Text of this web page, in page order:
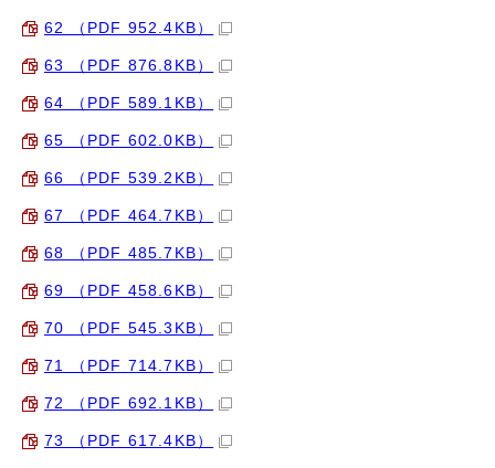
62 （PDF 952.4KB）
63 （PDF 876.8KB）
64 （PDF 589.1KB）
65 （PDF 602.0KB）
66 （PDF 539.2KB）
67 （PDF 464.7KB）
68 （PDF 485.7KB）
69 （PDF 458.6KB）
70 （PDF 545.3KB）
71 （PDF 714.7KB）
72 （PDF 692.1KB）
73 （PDF 617.4KB）